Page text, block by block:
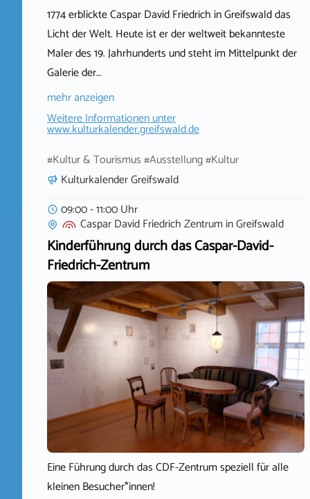
1774 erblickte Caspar David Friedrich in Greifswald das
Licht der Welt. Heute ist er der weltweit bekannteste
Maler des 19. Jahrhunderts und steht im Mittelpunkt der
Galerie der…
mehr anzeigen
Weitere Informationen unter
www.kulturkalender.greifswald.de
#Kultur & Tourismus #Ausstellung #Kultur
Kulturkalender Greifswald
09:00 - 11:00 Uhr
Caspar David Friedrich ZentruminGreifswald
Kinderführung durch das Caspar-David-
Friedrich-Zentrum
Eine Führung durch das CDF-Zentrum speziell für alle
kleinen Besucher*innen!